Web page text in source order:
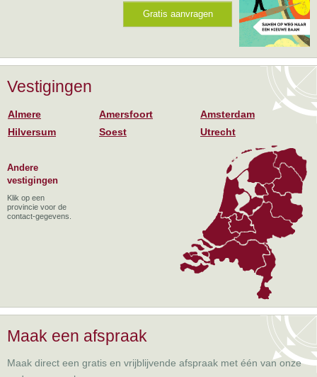
Gratis aanvragen
Vestigingen
Almere Amersfoort
Amsterdam
Hilversum
Soest Utrecht
Andere
vestigingen
Klik op een
provincie voor de
contact-gegevens.
Maak een afspraak
Maak direct een gratis en vrijblijvende afspraak met één van onze